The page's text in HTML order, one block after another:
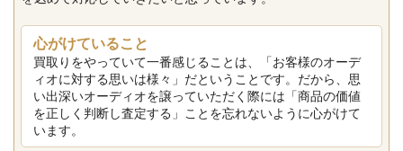
心がけていること
買取りをやっていて一番感じることは、「お客様のオーデ
ィオに対する思いは様々」だということです。だから、思
い出深いオーディオを譲っていただく際には「商品の価値
を正しく判断し査定する」ことを忘れないように心がけて
います。